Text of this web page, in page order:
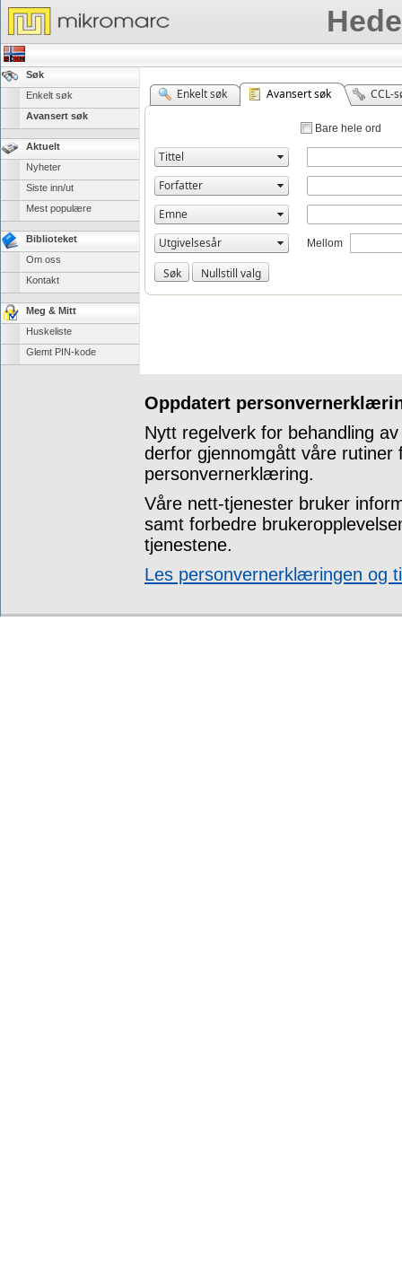
Søk
Enkelt søk
Avansert søk
Aktuelt
Nyheter
Siste inn/ut
Mest populære
Biblioteket
Om oss
Kontakt
Meg & Mitt
Huskeliste
Glemt PIN-kode
Enkelt søk Avansert søk CCL-
Bare hele ord
Mellom
Oppdatert
Nytt regelverk for behandling
derfor gjennomgått våre rutiner
personvernerklæring.
Våre nett-tjenester bruker
samt forbedre
tjenestene.
Les personvernerklæringen og